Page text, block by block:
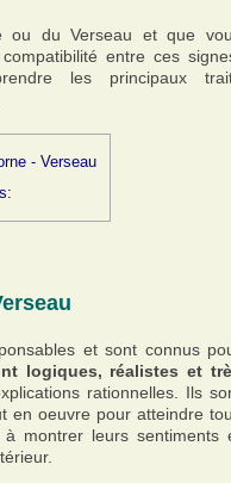
ou du Verseau et que
entre ces
les principaux
- Verseau
et sont connus
logiques, réalistes et
rationnelles. Ils
en oeuvre pour atteindre
montrer leurs sentiments